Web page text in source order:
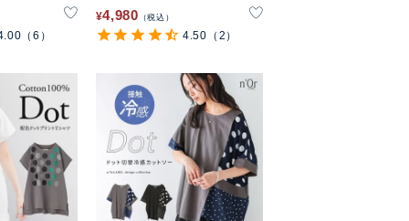
（6）
¥4,980 税込
4.50 （2）